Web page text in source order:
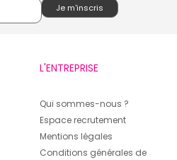
L'ENTREPRISE
Qui sommes-nous ?
Espace recrutement
Mentions légales
Conditions générales de